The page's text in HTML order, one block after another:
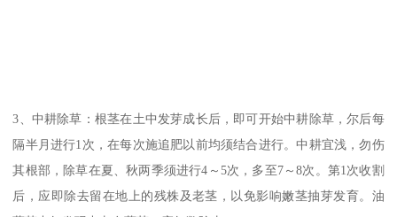
3、中耕除草：根茎在土中发芽成长后，即可开始中耕除草，尔后每
隔半月进行1次，在每次施追肥以前均须结合进行。中耕宜浅，勿伤
其根部，除草在夏、秋两季须进行4～5次，多至7～8次。第1次收割
后，应即除去留在地上的残株及老茎，以免影响嫩茎抽芽发育。油